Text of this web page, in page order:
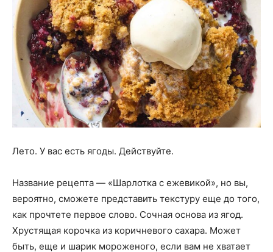
Лето. У вас есть ягоды. Действуйте.
Название рецепта — «Шарлотка с ежевикой», но вы,
вероятно, сможете представить текстуру еще до того,
как прочтете первое слово. Сочная основа из ягод.
Хрустящая корочка из коричневого сахара. Может
быть, еще и шарик мороженого, если вам не хватает